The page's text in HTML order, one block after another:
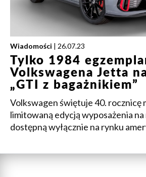
Wiadomości | 26.07.23
Tylko 1984
Volkswagena Jetta
„GTI z bagażnikiem”
Volkswagen świętuje 40. rocznicę
limitowaną edycją wyposażenia
dostępną wyłącznie na rynku